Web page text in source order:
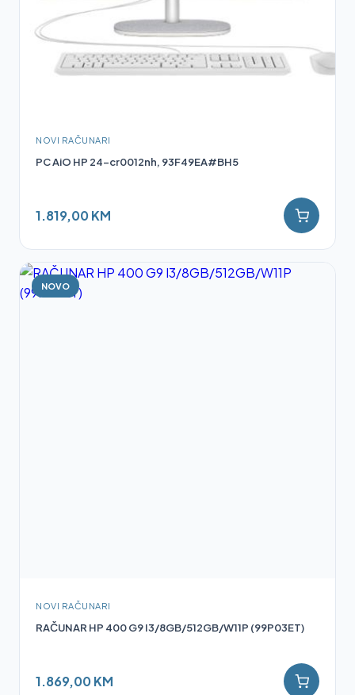
NOVI RAČUNARI
PC AiO HP 24-cr0012nh, 93F49EA#BH5
1.819,00 KM
NOVO
NOVI RAČUNARI
RAČUNAR HP 400 G9 I3/8GB/512GB/W11P (99P03ET)
1.869,00 KM